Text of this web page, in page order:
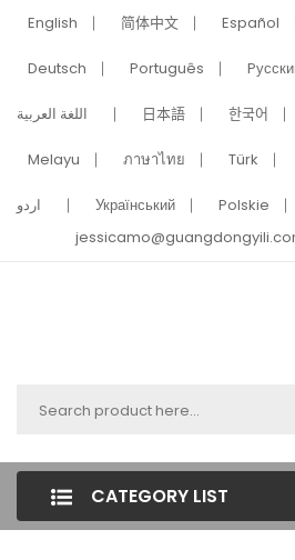
English 简体中文 Español
Deutsch Português
اللغة العربية 日本語 한국어
Melayu ภาษาไทย Türk
اردو Український Polskie
CATEGORY LIST